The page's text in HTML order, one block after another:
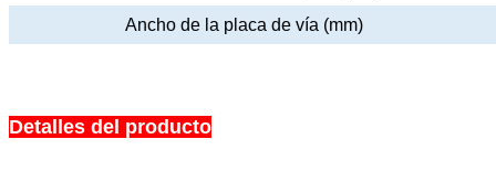
Ancho de la placa de vía (mm)
Detalles del producto